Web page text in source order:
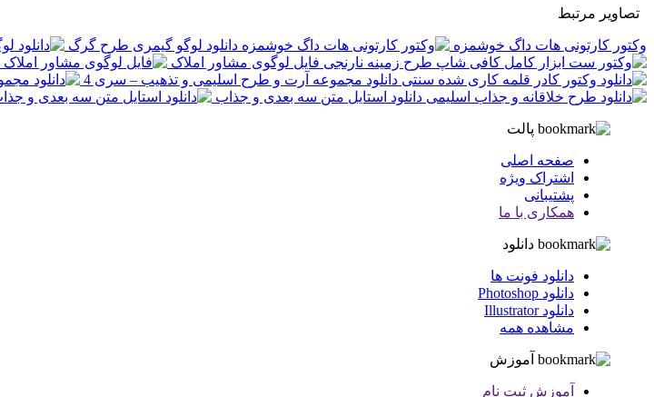
تصاویر مرتبط
وکتور کارتونی هات داگ خوشمزه دانلود لوگو گیمری طرح گرگ
فایل لوگوی مشاور املاک
دانلود مجموعه آرت و طرح اسلیمی و تذهیب – سری 4
دانلود استایل متن سه بعدی و جذاب
پالت
صفحه اصلی
اشتراک ویژه
پشتیبانی
همکاری با ما
دانلود
دانلود فونت ها
دانلود Photoshop
دانلود Illustrator
مشاهده همه
آموزش
آموزش ثبت نام